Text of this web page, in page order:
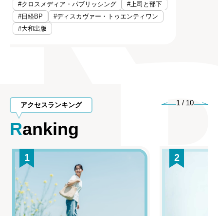
#クロスメディア・パブリッシング
#上司と部下
#日経BP
#ディスカヴァー・トゥエンティワン
#大和出版
アクセスランキング
Ranking
1 / 10
1 2